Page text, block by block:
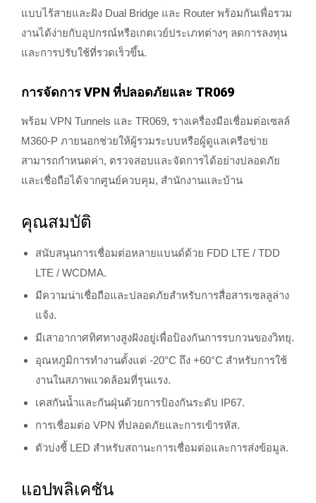
แบบไร้สายและฝัง Dual Bridge และ Router พร้อมกันเพื่อรวม
งานได้ง่ายกับอุปกรณ์หรือเกตเวย์ประเภทต่างๆ ลดการลงทุน
และการปรับใช้ที่รวดเร็วขึ้น.
การจัดการ VPN ที่ปลอดภัยและ TR069
พร้อม VPN Tunnels และ TR069, รางเครื่องมือเชื่อมต่อเซลล์
M360-P ภายนอกช่วยให้ผู้รวมระบบหรือผู้ดูแลเครือข่าย
สามารถกำหนดค่า, ตรวจสอบและจัดการได้อย่างปลอดภัย
และเชื่อถือได้จากศูนย์ควบคุม, สำนักงานและบ้าน
คุณสมบัติ
สนับสนุนการเชื่อมต่อหลายแบนด์ด้วย FDD LTE / TDD
LTE / WCDMA.
มีความน่าเชื่อถือและปลอดภัยสำหรับการสื่อสารเซลลูล่าง
แจ้ง.
มีเสาอากาศทิศทางสูงฝังอยู่เพื่อป้องกันการรบกวนของวิทยุ.
อุณหภูมิการทำงานตั้งแต่ -20°C ถึง +60°C สำหรับการใช้
งานในสภาพแวดล้อมที่รุนแรง.
เคสกันน้ำและกันฝุ่นด้วยการป้องกันระดับ IP67.
การเชื่อมต่อ VPN ที่ปลอดภัยและการเข้ารหัส.
ตัวบ่งชี้ LED สำหรับสถานะการเชื่อมต่อและการส่งข้อมูล.
แอปพลิเคชัน